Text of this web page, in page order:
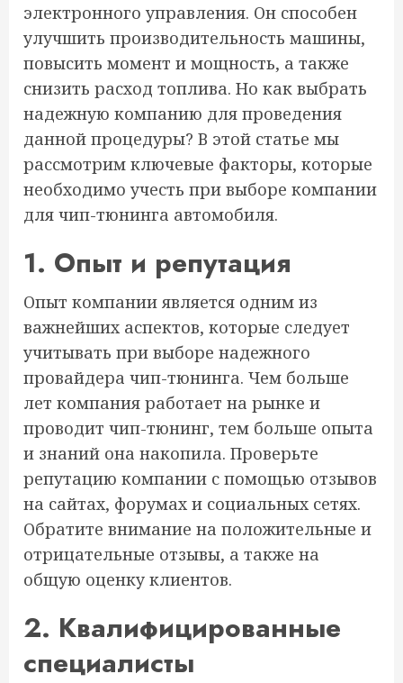
электронного управления. Он способен
улучшить производительность машины,
повысить момент и мощность, а также
снизить расход топлива. Но как выбрать
надежную компанию для проведения
данной процедуры? В этой статье мы
рассмотрим ключевые факторы, которые
необходимо учесть при выборе компании
для чип-тюнинга автомобиля.
1. Опыт и репутация
Опыт компании является одним из
важнейших аспектов, которые следует
учитывать при выборе надежного
провайдера чип-тюнинга. Чем больше
лет компания работает на рынке и
проводит чип-тюнинг, тем больше опыта
и знаний она накопила. Проверьте
репутацию компании с помощью отзывов
на сайтах, форумах и социальных сетях.
Обратите внимание на положительные и
отрицательные отзывы, а также на
общую оценку клиентов.
2. Квалифицированные
специалисты